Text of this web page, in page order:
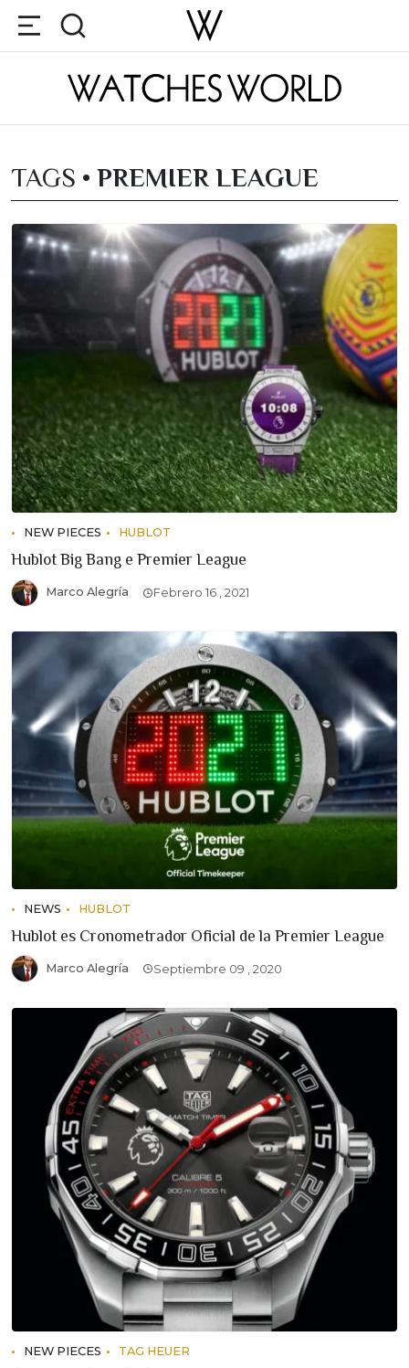
TAGS • PREMIER LEAGUE
NEW PIECES HUBLOT
Hublot Big Bang e Premier League
Marco Alegría Febrero 16 , 2021
NEWS HUBLOT
Hublot es Cronometrador Oficial de la Premier League
Marco Alegría Septiembre 09 , 2020
NEW PIECES TAG HEUER